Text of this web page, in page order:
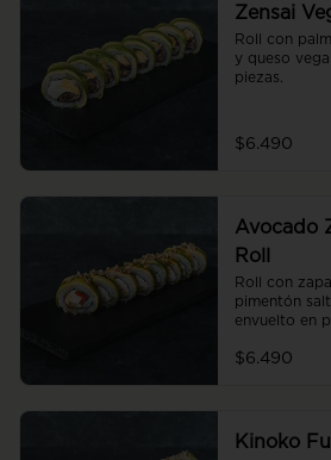
Zensai
Roll con
y queso
piezas.
$6.490
Avocado
Roll
Roll con
pimentón
envuelto en
almendras
8 piezas.
$6.490
Kinoko